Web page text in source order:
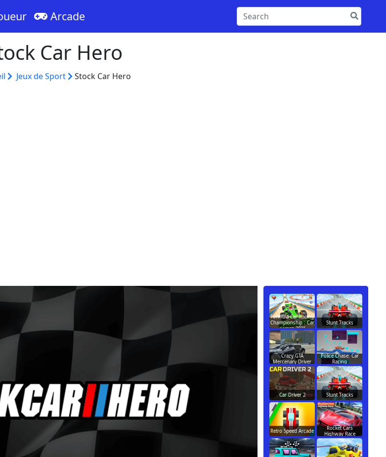
Arcade
Car Hero
Jeux de Sport Stock Car Hero
Formula Car Racing
Championship : Car
games 2021
Stunt Tracks
Crazy GTA
Mercenary Driver
Police Chase: Car
Racing
Car Driver 2 Stunt Tracks
Retro Speed Arcade
Rocket Cars
Highway Race